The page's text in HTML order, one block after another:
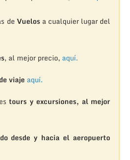
de Vuelosa cualquier lugar del
, al mejor precio, aquí.
viaje aquí.
tours y excursiones, al mejor
desde y hacia el aeropuerto